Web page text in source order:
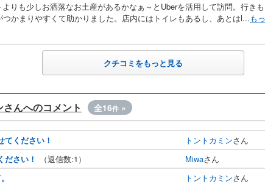
りも少しお洒落なお土産があるかなぁ～とUberを活用して訪問。行きも
つかまりやすくて助かりました。店内にはトイレもあるし、あとはl...もっ
クチコミをもっと見る
さんへのコメント 全16件 »
てください！ トントカミンさん
ださい！
（返信数:1） Miwaさん
トントカミンさん